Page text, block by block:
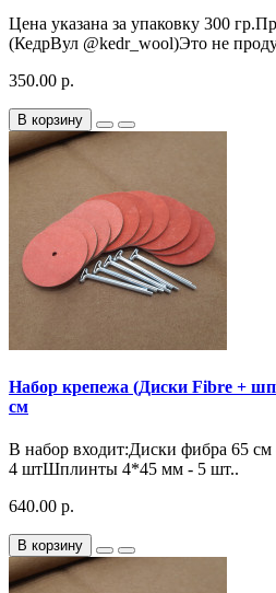
Цена указана за упаковку 300
(КедрВул @kedr_wool)Это не
350.00 р.
В корзину
Набор крепежа (Диски Fibre +
см
В набор входит:Диски фибра 65
4 штШплинты 4*45 мм - 5 шт..
640.00 р.
В корзину